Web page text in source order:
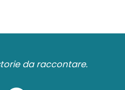
da raccontare.